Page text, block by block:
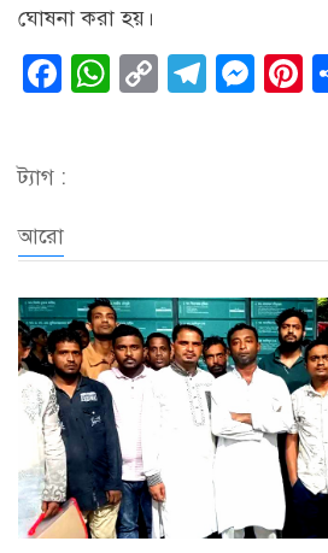
ঘোষনা করা হয়।
Facebook
WhatsApp
Copy
ট্যাগ :
আরো